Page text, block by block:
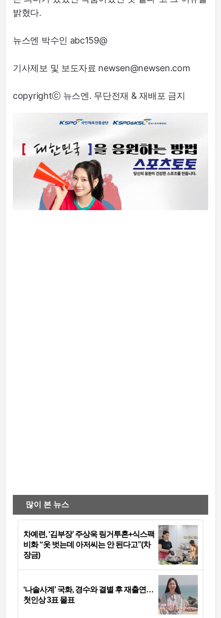
밝혔다.
뉴스엔 박수인 abc159@
기사제보 및 보도자료 newsen@newsen.com
copyrightⓒ 뉴스엔. 무단전재 & 재배포 금지
많이 본 뉴스
차예련, ‘김부장’ 주상욱 링거투혼+식스팩
비화 “옷 벗는데 아저씨는 안 된다고”(차
장금)
‘나솔사계’ 국화, 경수와 결별 후 재출연…
첫인상 3표 몰표